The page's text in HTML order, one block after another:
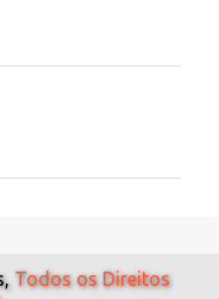
Todos os Direitos